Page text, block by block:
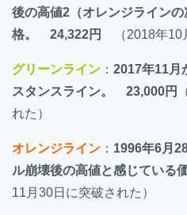
後の高値2（オレンジライン
格。 24,322円
（2018年10
グリーンライン ： 2017年11
スタンスライン。 23,000円
れた）
オレンジライン ： 1996年6月
ル崩壊後の高値と感じている
11月30日に突破された）